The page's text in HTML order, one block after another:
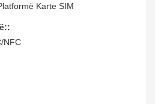
Karte SIM
NFC